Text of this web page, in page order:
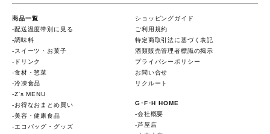
商品一覧
配送温度帯別に見る
調味料
スイーツ・お菓子
ドリンク
食材・惣菜
冷凍食品
Z's MENU
お得なおまとめ買い
美容・健康食品
エコバッグ・グッズ
ショッピングガイド
ご利用規約
特定商取引法に基づく表記
酒類販売管理者標識の掲示
プライバシーポリシー
お問い合せ
リクルート
G･F･H HOME
会社概要
芦屋店